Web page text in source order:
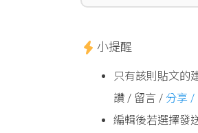
小提醒
只有該則貼文的
讚 / 留言 / 分享 /
編輯後若選擇發